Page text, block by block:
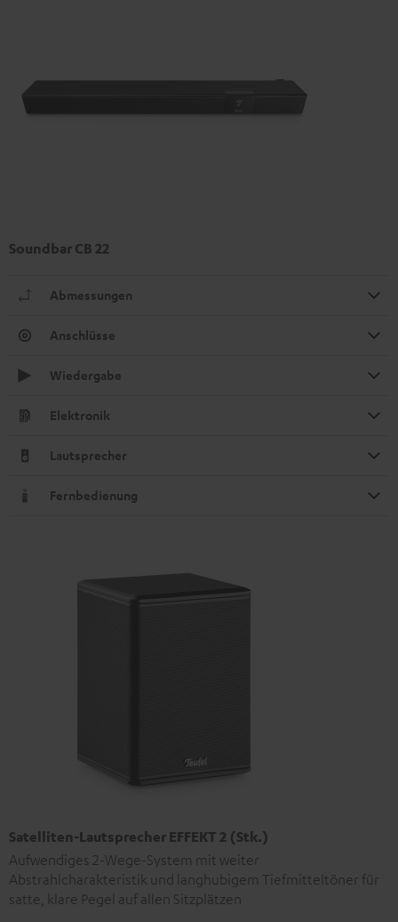
Soundbar CB 22
Abmessungen
Anschlüsse
Wiedergabe
Elektronik
Lautsprecher
Fernbedienung
Satelliten-Lautsprecher EFFEKT 2 (Stk.)
Aufwendiges 2-Wege-System mit weiter
Abstrahlcharakteristik und langhubigem Tiefmitteltöner für
satte, klare Pegel auf allen Sitzplätzen